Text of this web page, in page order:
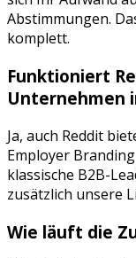
Abstimmungen.
komplett.
Funktioniert
Unternehmen
Ja, auch Reddit
Employer
klassische B2B-
zusätzlich unsere
Wie läuft die